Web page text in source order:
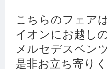
こちらのフェア
イオンにお越しの
メルセデスベン
是非お立ち寄り